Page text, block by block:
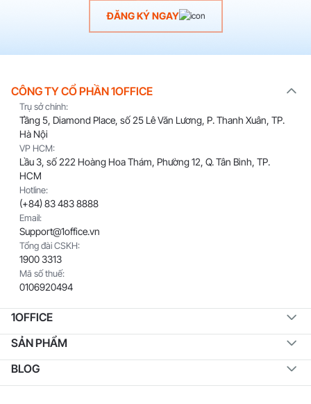
ĐĂNG KÝ NGAY
CÔNG TY CỔ PHẦN 1OFFICE
Trụ sở chính:
Tầng 5, Diamond Place, số 25 Lê Văn Lương, P. Thanh Xuân, TP.
Hà Nội
VP HCM:
Lầu 3, số 222 Hoàng Hoa Thám, Phường 12, Q. Tân Bình, TP.
HCM
Hotline:
(+84) 83 483 8888
Email:
Support@1office.vn
Tổng đài CSKH:
1900 3313
Mã số thuế:
0106920494
1OFFICE
SẢN PHẨM
BLOG